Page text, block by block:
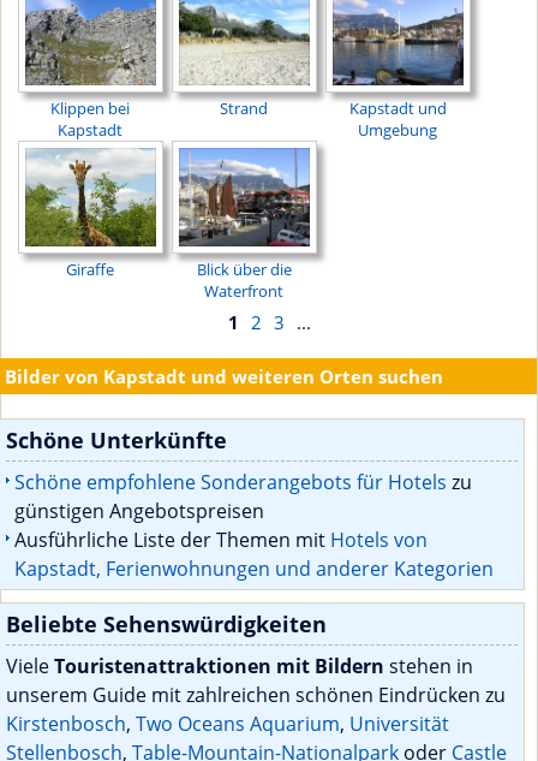
Klippen bei
Kapstadt
Strand
Kapstadt und
Umgebung
Giraffe
Blick über die
Waterfront
1 2 3 ...
Bilder von Kapstadt und weiteren Orten suchen
Schöne Unterkünfte
Schöne empfohlene Sonderangebots für Hotels zu
günstigen Angebotspreisen
Ausführliche Liste der Themen mit Hotels von
Kapstadt, Ferienwohnungen und anderer Kategorien
Beliebte Sehenswürdigkeiten
VieleTouristenattraktionen mit Bildern stehen in
unserem Guide mit zahlreichen schönen Eindrücken zu
Kirstenbosch, Two Oceans Aquarium, Universität
Stellenbosch, Table-Mountain-Nationalpark oder Castle